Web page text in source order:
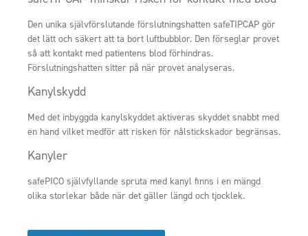
Den unika självförslutande förslutningshatten safeTIPCAP gör
det lätt och säkert att ta bort luftbubblor. Den förseglar provet
så att kontakt med patientens blod förhindras.
Förslutningshatten sitter på när provet analyseras.
Kanylskydd
Med det inbyggda kanylskyddet aktiveras skyddet snabbt med
en hand vilket medför att risken för nålstickskador begränsas.
Kanyler
safePICO självfyllande spruta med kanyl finns i en mängd
olika storlekar både när det gäller längd och tjocklek.